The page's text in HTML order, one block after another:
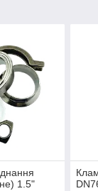
1.5"